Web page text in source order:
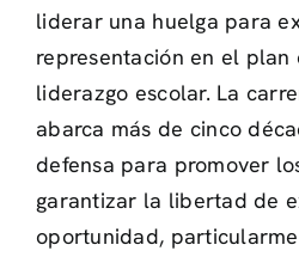
liderar una huelga para
representación en el plan
liderazgo escolar. La
abarca más de cinco
defensa para promover
garantizar la libertad de
oportunidad,